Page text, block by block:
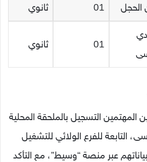
الحجل 01 ثانوي
01 ثانوي
المهتمين التسجيل بالملحقة المحلية
التابعة للفرع الولائي للتشغيل
عبر منصة “وسيط”، مع التأكد